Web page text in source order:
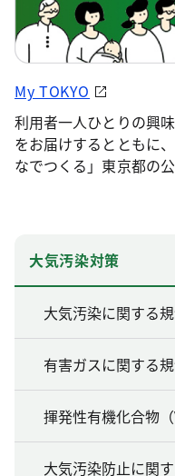
My TOKYO
利用者一人ひとりの興
をお届けするとともに
なでつくる」東京都の
大気汚染対策
大気汚染に関する
有害ガスに関する
揮発性有機化合物
大気汚染防止に関